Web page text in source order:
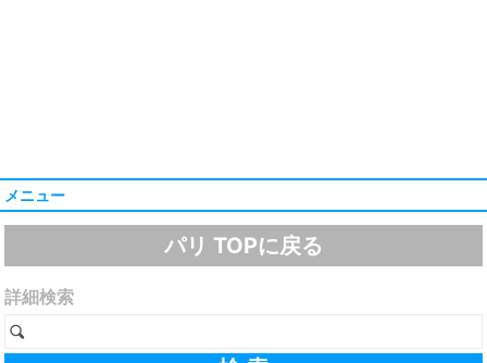
メニュー
パリ TOPに戻る
詳細検索